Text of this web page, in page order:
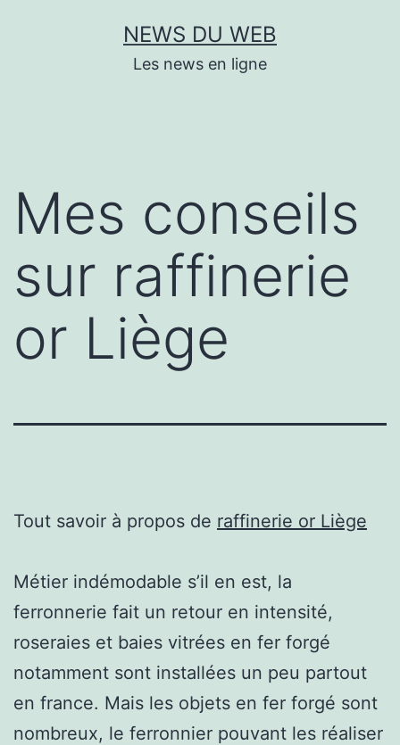
NEWS DU WEB
Les news en ligne
Mes conseils
sur raffinerie
or Liège
Tout savoir à propos de raffinerie or Liège
Métier indémodable s’il en est, la
ferronnerie fait un retour en intensité,
roseraies et baies vitrées en fer forgé
notamment sont installées un peu partout
en france. Mais les objets en fer forgé sont
nombreux, le ferronnier pouvant les réaliser